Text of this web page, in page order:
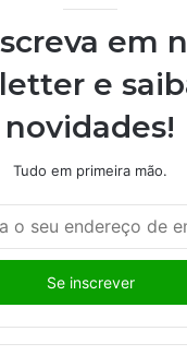
em
e
novidades!
Tudo em primeira mão.